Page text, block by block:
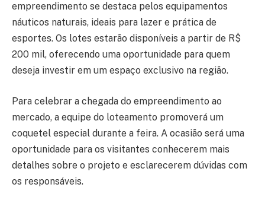
empreendimento se destaca pelos equipamentos
náuticos naturais, ideais para lazer e prática de
esportes. Os lotes estarão disponíveis a partir de R$
200 mil, oferecendo uma oportunidade para quem
deseja investir em um espaço exclusivo na região.
Para celebrar a chegada do empreendimento ao
mercado, a equipe do loteamento promoverá um
coquetel especial durante a feira. A ocasião será uma
oportunidade para os visitantes conhecerem mais
detalhes sobre o projeto e esclarecerem dúvidas com
os responsáveis.